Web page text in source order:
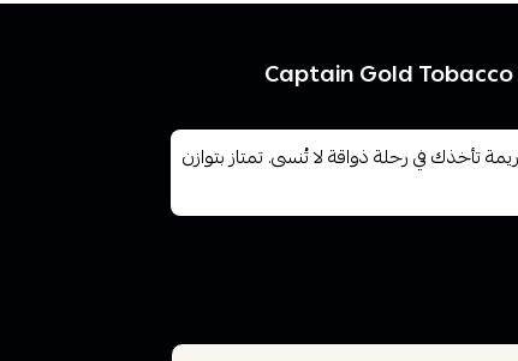
تأخذك في رحلة ذواقة لا تُنسى. تمتاز بتوازن